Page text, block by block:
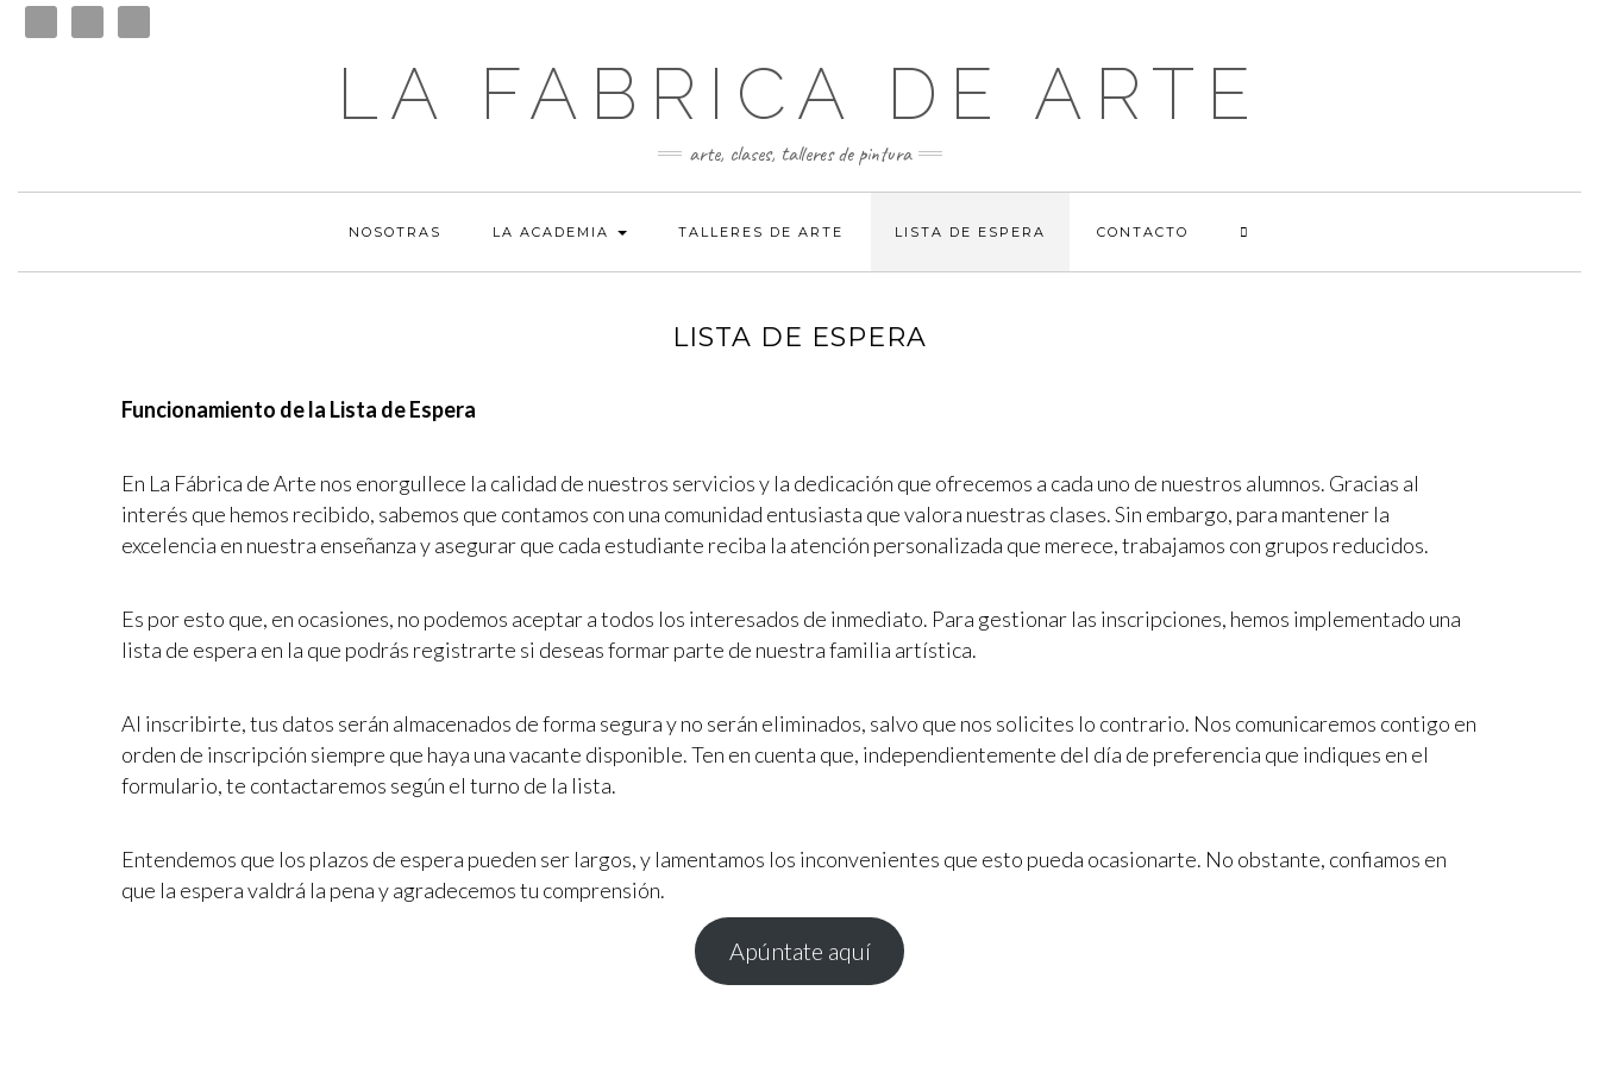
LA FABRICA DE ARTE
arte, clases, talleres de pintura
NOSOTRAS LA ACADEMIA TALLERES DE ARTE LISTA DE ESPERA CONTACTO
LISTA DE ESPERA
Funcionamiento de la Lista de Espera
En La Fábrica de Arte nos enorgullece la calidad de nuestros servicios y la dedicación que ofrecemos a cada uno de nuestros alumnos. Gracias al
interés que hemos recibido, sabemos que contamos con una comunidad entusiasta que valora nuestras clases. Sin embargo, para mantener la
excelencia en nuestra enseñanza y asegurar que cada estudiante reciba la atención personalizada que merece, trabajamos con grupos reducidos.
Es por esto que, en ocasiones, no podemos aceptar a todos los interesados de inmediato. Para gestionar las inscripciones, hemos implementado una
lista de espera en la que podrás registrarte si deseas formar parte de nuestra familia artística.
Al inscribirte, tus datos serán almacenados de forma segura y no serán eliminados, salvo que nos solicites lo contrario. Nos comunicaremos contigo en
orden de inscripción siempre que haya una vacante disponible. Ten en cuenta que, independientemente del día de preferencia que indiques en el
formulario, te contactaremos según el turno de la lista.
Entendemos que los plazos de espera pueden ser largos, y lamentamos los inconvenientes que esto pueda ocasionarte. No obstante, confiamos en
que la espera valdrá la pena y agradecemos tu comprensión.
Apúntate aquí